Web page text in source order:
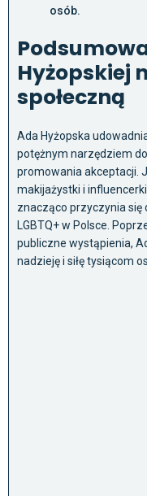
osób.
Hyżopskiej
społeczną
Ada Hyżopska
potężnym narzędziem
promowania akceptacji.
makijażystki i
znacząco przyczynia się
LGBTQ+ w Polsce.
publiczne wystąpienia,
nadzieję i siłę tysiącom